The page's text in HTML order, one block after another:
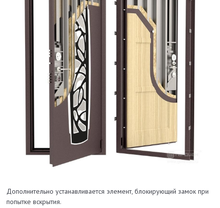
Дополнительно устанавливается элемент, блокирующий замок при
попытке вскрытия.